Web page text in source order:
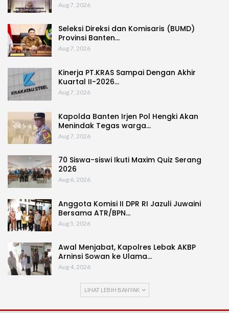
Aug 7, 2026
Seleksi Direksi dan Komisaris (BUMD)
Provinsi Banten…
Aug 7, 2026
Kinerja PT.KRAS Sampai Dengan Akhir
Kuartal II-2026…
Aug 7, 2026
Kapolda Banten Irjen Pol Hengki Akan
Menindak Tegas warga…
Aug 7, 2026
70 Siswa-siswi Ikuti Maxim Quiz Serang
2026
Aug 6, 2026
Anggota Komisi II DPR RI Jazuli Juwaini
Bersama ATR/BPN…
Aug 5, 2026
Awal Menjabat, Kapolres Lebak AKBP
Arninsi Sowan ke Ulama…
Aug 4, 2026
LIHAT LEBIH BANYAK